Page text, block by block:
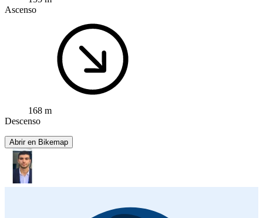
Ascenso
168 m
Descenso
Abrir en Bikemap